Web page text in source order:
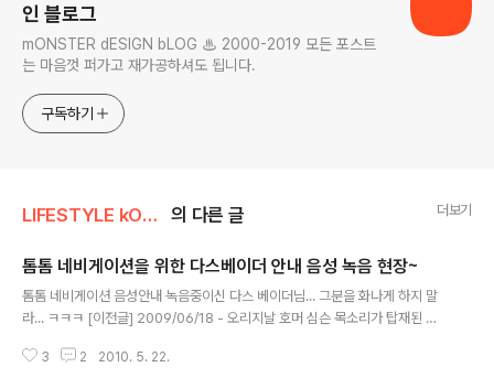
인 블로그
mONSTER dESIGN bLOG ♨ 2000-2019 모든 포스트
는 마음껏 퍼가고 재가공하셔도 됩니다.
구독하기
LIFESTYLE kONTEXT 의 다른 글 더보기
톰톰 네비게이션을 위한 다스베이더 안내 음성 녹음 현장~
톰톰 네비게이션 음성안내 녹음중이신 다스 베이더님... 그분을 화나게 하지 말
라... ㅋㅋㅋ [이전글] 2009/06/18 - 오리지날 호머 심슨 목소리가 탑재된 자
3 2 2010. 5. 22.